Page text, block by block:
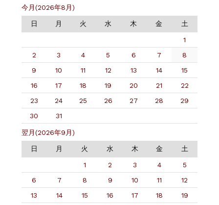
今月(2026年8月)
日 月 火 水 木 金 土
1
2
3 4 5 6 7
8
9
10 11 12 13 14
15
16
17 18 19 20 21
22
23
24 25 26 27 28
29
30
31
翌月(2026年9月)
日 月 火 水 木 金 土
1 2 3 4
5
6
7 8 9 10 11
12
13
14 15 16 17 18
19